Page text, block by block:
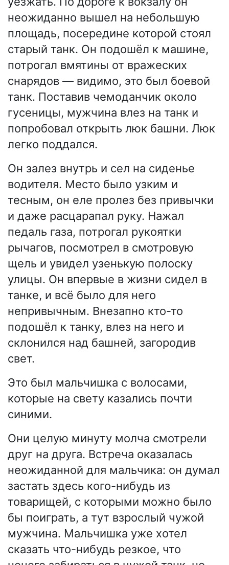
неожиданно вышел на небольшую
площадь, посередине которой стоял
старый танк. Он подошёл к машине,
потрогал вмятины от вражеских
снарядов — видимо, это был боевой
танк. Поставив чемоданчик около
гусеницы, мужчина влез на танк и
попробовал открыть люк башни. Люк
легко поддался.
Он залез внутрь и сел на сиденье
водителя. Место было узким и
тесным, он еле пролез без привычки
и даже расцарапал руку. Нажал
педаль газа, потрогал рукоятки
рычагов, посмотрел в смотровую
щель и увидел узенькую полоску
улицы. Он впервые в жизни сидел в
танке, и всё было для него
непривычным. Внезапно кто-то
подошёл к танку, влез на него и
склонился над башней, загородив
свет.
Это был мальчишка с волосами,
которые на свету казались почти
синими.
Они целую минуту молча смотрели
друг на друга. Встреча оказалась
неожиданной для мальчика: он думал
застать здесь кого-нибудь из
товарищей, с которыми можно было
бы поиграть, а тут взрослый чужой
мужчина. Мальчишка уже хотел
сказать что-нибудь резкое, что